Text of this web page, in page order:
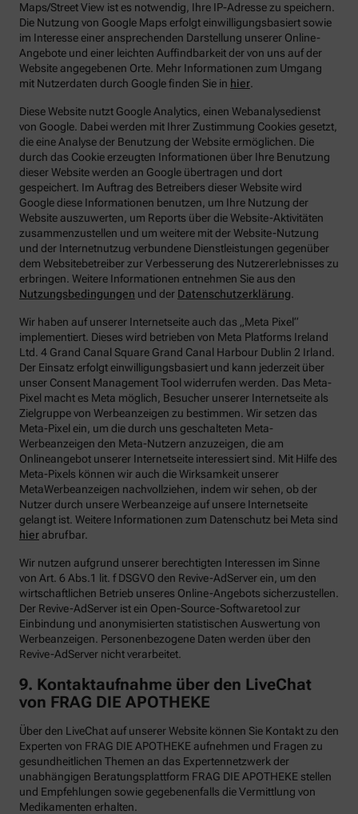
Maps/Street View ist es notwendig, Ihre IP-Adresse zu speichern.
Die Nutzung von Google Maps erfolgt einwilligungsbasiert sowie
im Interesse einer ansprechenden Darstellung unserer Online-
Angebote und einer leichten Auffindbarkeit der von uns auf der
Website angegebenen Orte. Mehr Informationen zum Umgang
mit Nutzerdaten durch Google finden Sie in hier.
Diese Website nutzt Google Analytics, einen Webanalysedienst
von Google. Dabei werden mit Ihrer Zustimmung Cookies gesetzt,
die eine Analyse der Benutzung der Website ermöglichen. Die
durch das Cookie erzeugten Informationen über Ihre Benutzung
dieser Website werden an Google übertragen und dort
gespeichert. Im Auftrag des Betreibers dieser Website wird
Google diese Informationen benutzen, um Ihre Nutzung der
Website auszuwerten, um Reports über die Website-Aktivitäten
zusammenzustellen und um weitere mit der Website-Nutzung
und der Internetnutzug verbundene Dienstleistungen gegenüber
dem Websitebetreiber zur Verbesserung des Nutzererlebnisses zu
erbringen. Weitere Informationen entnehmen Sie aus den
Nutzungsbedingungen und der Datenschutzerklärung.
Wir haben auf unserer Internetseite auch das „Meta Pixel“
implementiert. Dieses wird betrieben von Meta Platforms Ireland
Ltd. 4 Grand Canal Square Grand Canal Harbour Dublin 2 Irland.
Der Einsatz erfolgt einwilligungsbasiert und kann jederzeit über
unser Consent Management Tool widerrufen werden. Das Meta-
Pixel macht es Meta möglich, Besucher unserer Internetseite als
Zielgruppe von Werbeanzeigen zu bestimmen. Wir setzen das
Meta-Pixel ein, um die durch uns geschalteten Meta-
Werbeanzeigen den Meta-Nutzern anzuzeigen, die am
Onlineangebot unserer Internetseite interessiert sind. Mit Hilfe des
Meta-Pixels können wir auch die Wirksamkeit unserer
MetaWerbeanzeigen nachvollziehen, indem wir sehen, ob der
Nutzer durch unsere Werbeanzeige auf unsere Internetseite
gelangt ist. Weitere Informationen zum Datenschutz bei Meta sind
hier abrufbar.
Wir nutzen aufgrund unserer berechtigten Interessen im Sinne
von Art. 6 Abs.1 lit. f DSGVO den Revive-AdServer ein, um den
wirtschaftlichen Betrieb unseres Online-Angebots sicherzustellen.
Der Revive-AdServer ist ein Open-Source-Softwaretool zur
Einbindung und anonymisierten statistischen Auswertung von
Werbeanzeigen. Personenbezogene Daten werden über den
Revive-AdServer nicht verarbeitet.
9. Kontaktaufnahme über den LiveChat
von FRAG DIE APOTHEKE
Über den LiveChat auf unserer Website können Sie Kontakt zu den
Experten von FRAG DIE APOTHEKE aufnehmen und Fragen zu
gesundheitlichen Themen an das Expertennetzwerk der
unabhängigen Beratungsplattform FRAG DIE APOTHEKE stellen
und Empfehlungen sowie gegebenenfalls die Vermittlung von
Medikamenten erhalten.